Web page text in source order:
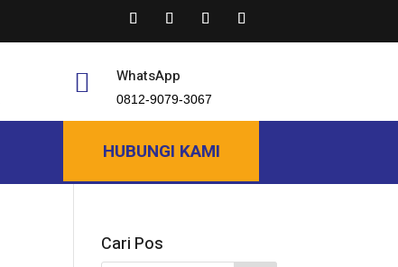
 WhatsApp
0812-9079-3067
HUBUNGI KAMI
Cari Pos